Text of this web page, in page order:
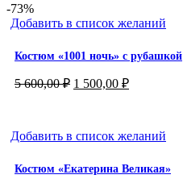
-73%
Добавить в список желаний
Костюм «1001 ночь» с рубашкой
5 600,00₽ Первоначальная
600,00 ₽.
1 500,00 ₽Текущая
Добавить в список желаний
Костюм «Екатерина Великая»